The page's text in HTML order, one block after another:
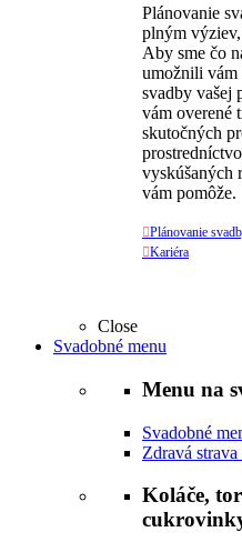
Plánovanie
plným výziev,
Aby sme čo
umožnili vám
svadby vašej
vám overené
skutočných
vyskúšaných
vám pomôže.
Plánovanie
Kariéra
Close
Svadobné menu
Menu na
Svadobné
Zdravá strava
Koláče,